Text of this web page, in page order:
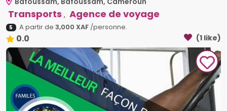
Transports , Agence de voyage
5 A partir de 3,000 XAF/personne.
0.0 (1 like)